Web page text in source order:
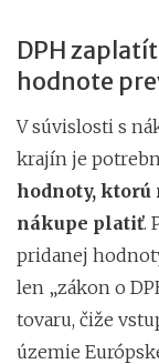
DPH
hodnote
V súvislosti s
krajín je
hodnoty,
nákupe platiť.
pridanej
len „zákon o
tovaru, čiže
územie